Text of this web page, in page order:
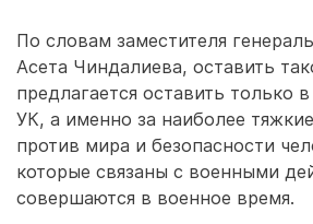
По словам заместителя
Асета Чиндалиева, оставить
предлагается оставить только
УК, а именно за наиболее
против мира и безопасности
которые связаны с военными
совершаются в военное время.